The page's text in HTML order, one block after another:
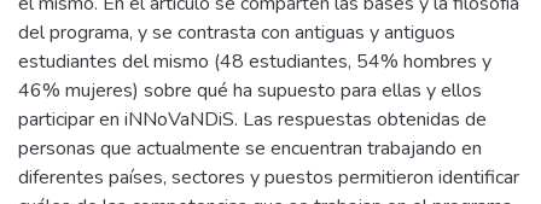
del programa, y se contrasta con antiguas y antiguos
estudiantes del mismo (48 estudiantes, 54% hombres y
46% mujeres) sobre qué ha supuesto para ellas y ellos
participar en iNNoVaNDiS. Las respuestas obtenidas de
personas que actualmente se encuentran trabajando en
diferentes países, sectores y puestos permitieron identificar